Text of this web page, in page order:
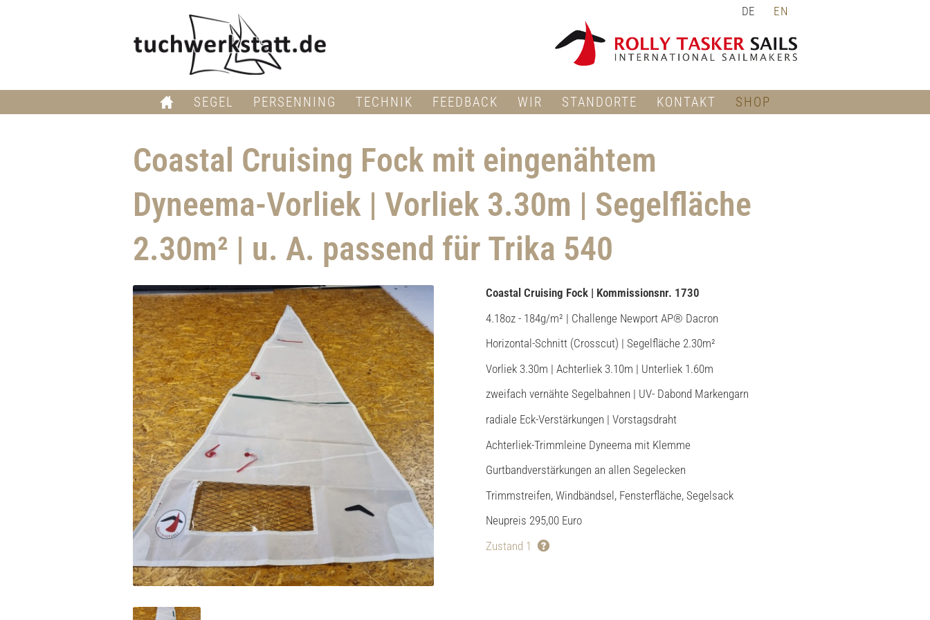
DE EN
SEGEL PERSENNING TECHNIK FEEDBACK WIR STANDORTE KONTAKT SHOP
Coastal Cruising Fock mit eingenähtem
Dyneema-Vorliek | Vorliek 3.30m | Segelfläche
2.30m² | u. A. passend für Trika 540
Coastal Cruising Fock | Kommissionsnr. 1730
4.18oz - 184g/m² | Challenge Newport AP® Dacron
Horizontal-Schnitt (Crosscut) | Segelfläche 2.30m²
Vorliek 3.30m | Achterliek 3.10m | Unterliek 1.60m
zweifach vernähte Segelbahnen | UV- Dabond Markengarn
radiale Eck-Verstärkungen | Vorstagsdraht
Achterliek-Trimmleine Dyneema mit Klemme
Gurtbandverstärkungen an allen Segelecken
Trimmstreifen, Windbändsel, Fensterfläche, Segelsack
Neupreis 295,00 Euro
Zustand 1